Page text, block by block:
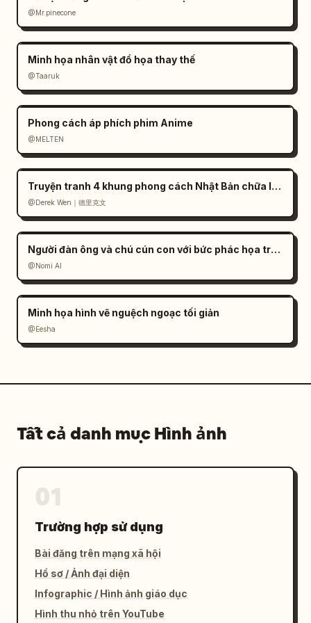
@Mr.pinecone
Minh họa nhân vật đồ họa thay thế
@Taaruk
Phong cách áp phích phim Anime
@MELTEN
Truyện tranh 4 khung phong cách Nhật Bản chữa lành
@Derek Wen｜德里克文
Người đàn ông và chú cún con với bức phác họa trên tường
@Nomi AI
Minh họa hình vẽ nguệch ngoạc tối giản
@Eesha
Tất cả danh mục Hình ảnh
Trường hợp sử dụng
Bài đăng trên mạng xã hội
Hồ sơ / Ảnh đại diện
Infographic / Hình ảnh giáo dục
Hình thu nhỏ trên YouTube